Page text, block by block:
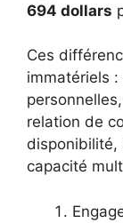
694 dollars
Ces
immatériels
relation de
disponibilité,
capacité